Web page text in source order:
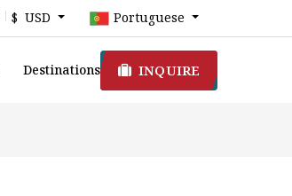
$ USD Portuguese
Destinations INQUIRE